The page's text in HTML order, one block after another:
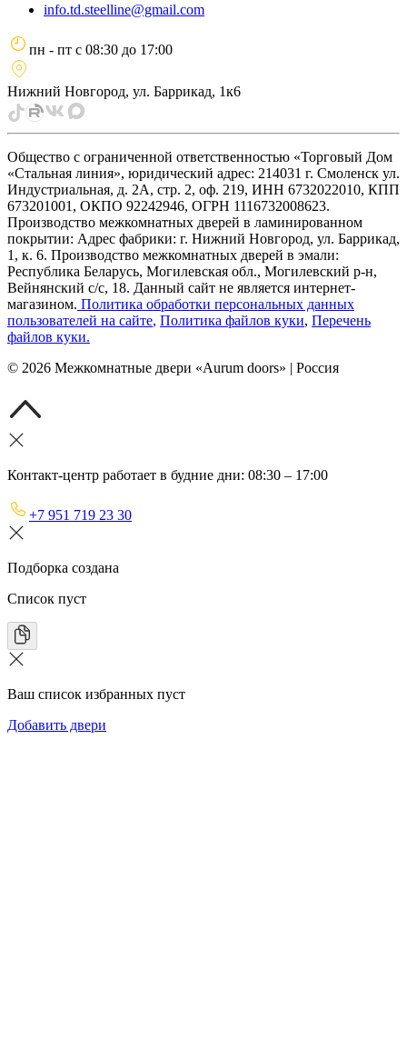
info.td.steelline@gmail.com
пн - пт с 08:30 до 17:00
Нижний Новгород, ул. Баррикад, 1к6
Общество с ограниченной ответственностью «Торговый Дом
«Стальная линия», юридический адрес: 214031 г. Смоленск ул.
Индустриальная, д. 2А, стр. 2, оф. 219, ИНН 6732022010, КПП
673201001, ОКПО 92242946, ОГРН 1116732008623.
Производство межкомнатных дверей в ламинированном
покрытии: Адрес фабрики: г. Нижний Новгород, ул. Баррикад,
1, к. 6. Производство межкомнатных дверей в эмали:
Республика Беларусь, Могилевская обл., Могилевский р-н,
Вейнянский с/с, 18. Данный сайт не является интернет-
магазином. Политика обработки персональных данных
пользователей на сайте, Политика файлов куки, Перечень
файлов куки.
© 2026 Межкомнатные двери «Aurum doors» | Россия
Контакт-центр работает в будние дни: 08:30 – 17:00
+7 951 719 23 30
Подборка создана
Список пуст
Ваш список избранных пуст
Добавить двери